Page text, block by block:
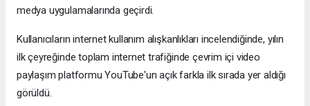
medya uygulamalarında geçirdi.
Kullanıcıların internet kullanım alışkanlıkları incelendiğinde, yılın
ilk çeyreğinde toplam internet trafiğinde çevrim içi video
paylaşım platformu YouTube'un açık farkla ilk sırada yer aldığı
görüldü.